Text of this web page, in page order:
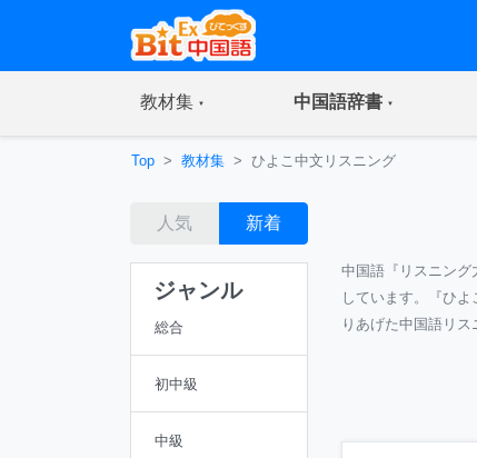
教材集(current) 中国語辞書(current)
Top 教材集 ひよこ中文リスニング
人気 新着
ジャンル
総合
初中級
中級
中国語『リスニング
しています。『ひ
りあげた中国語リス